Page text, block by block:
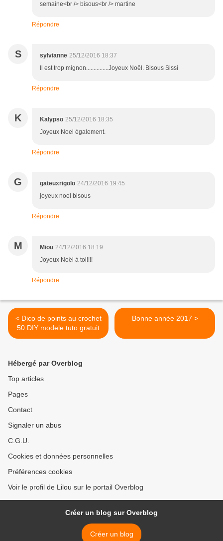
semaine<br /> bisous<br /> martine
Répondre
S sylvianne 25/12/2016 18:37
Il est trop mignon...............Joyeux Noël. Bisous Sissi
Répondre
K Kalypso 25/12/2016 18:35
Joyeux Noel également.
Répondre
G gateuxrigolo 24/12/2016 19:45
joyeux noel bisous
Répondre
M Miou 24/12/2016 18:19
Joyeux Noël à toi!!!!
Répondre
< Dico de points au crochet
50 DIY modele tuto gratuit
Bonne année 2017 >
Hébergé par Overblog
Top articles
Pages
Contact
Signaler un abus
C.G.U.
Cookies et données personnelles
Préférences cookies
Voir le profil de Lilou sur le portail Overblog
Créer un blog sur Overblog
Créer un blog